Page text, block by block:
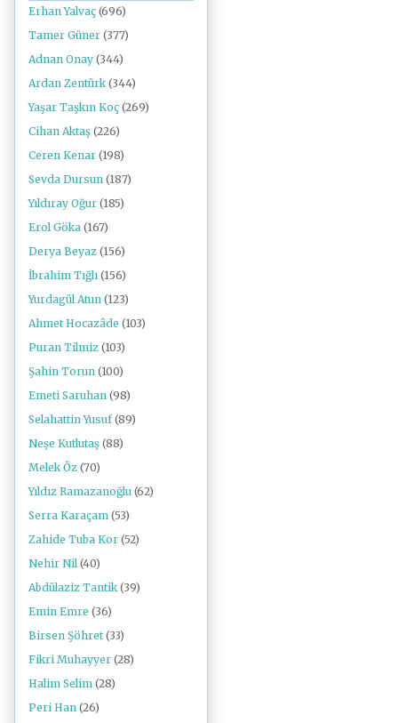
Erhan Yalvaç (696)
Tamer Güner (377)
Adnan Onay (344)
Ardan Zentürk (344)
Yaşar Taşkın Koç (269)
Cihan Aktaş (226)
Ceren Kenar (198)
Sevda Dursun (187)
Yıldıray Oğur (185)
Erol Göka (167)
Derya Beyaz (156)
İbrahim Tığlı (156)
Yurdagül Atun (123)
Ahmet Hocazâde (103)
Puran Tilmiz (103)
Şahin Torun (100)
Emeti Saruhan (98)
Selahattin Yusuf (89)
Neşe Kutlutaş (88)
Melek Öz (70)
Yıldız Ramazanoğlu (62)
Serra Karaçam (53)
Zahide Tuba Kor (52)
Nehir Nil (40)
Abdülaziz Tantik (39)
Emin Emre (36)
Birsen Şöhret (33)
Fikri Muhayyer (28)
Halim Selim (28)
Peri Han (26)